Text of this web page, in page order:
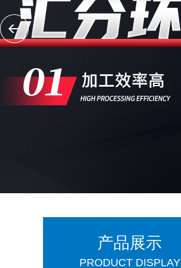
产品展示
PRODUCT DISPLAY